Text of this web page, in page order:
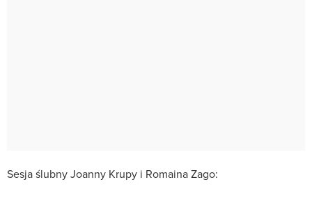
Sesja ślubny Joanny Krupy i Romaina Zago: